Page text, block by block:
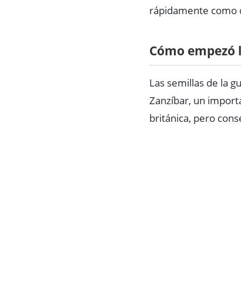
rápidamente como
Cómo
Las semillas de la
Zanzíbar, un
británica, pero